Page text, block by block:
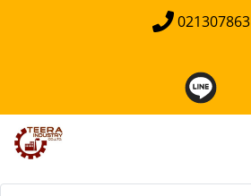
021307863